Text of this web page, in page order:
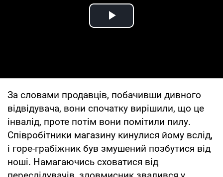
Play Video
За словами продавців, побачивши дивного
відвідувача, вони спочатку вирішили, що це
інвалід, проте потім вони помітили пилу.
Співробітники магазину кинулися йому вслід,
і горе-грабіжник був змушений позбутися від
ноші. Намагаючись сховатися від